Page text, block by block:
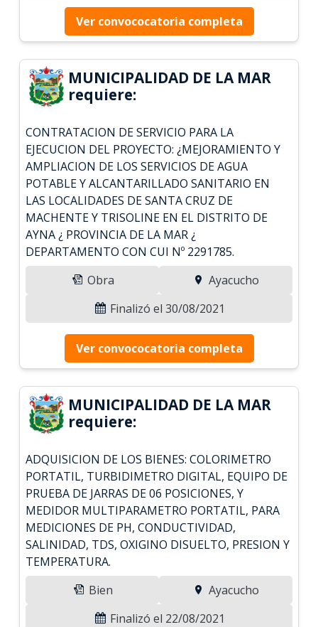
Ver convococatoria completa
MUNICIPALIDAD DE LA MAR
requiere:
CONTRATACION DE SERVICIO PARA LA
EJECUCION DEL PROYECTO: ¿MEJORAMIENTO Y
AMPLIACION DE LOS SERVICIOS DE AGUA
POTABLE Y ALCANTARILLADO SANITARIO EN
LAS LOCALIDADES DE SANTA CRUZ DE
MACHENTE Y TRISOLINE EN EL DISTRITO DE
AYNA ¿ PROVINCIA DE LA MAR ¿
DEPARTAMENTO CON CUI Nº 2291785.
Obra
Ayacucho
Finalizó el 30/08/2021
Ver convococatoria completa
MUNICIPALIDAD DE LA MAR
requiere:
ADQUISICION DE LOS BIENES: COLORIMETRO
PORTATIL, TURBIDIMETRO DIGITAL, EQUIPO DE
PRUEBA DE JARRAS DE 06 POSICIONES, Y
MEDIDOR MULTIPARAMETRO PORTATIL, PARA
MEDICIONES DE PH, CONDUCTIVIDAD,
SALINIDAD, TDS, OXIGINO DISUELTO, PRESION Y
TEMPERATURA.
Bien
Ayacucho
Finalizó el 22/08/2021